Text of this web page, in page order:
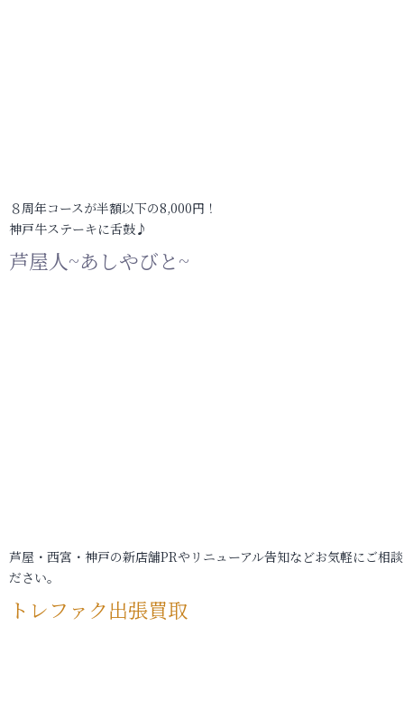
８周年コースが半額以下の8,000円！
神戸牛ステーキに舌鼓♪
芦屋人~あしやびと~
芦屋・西宮・神戸の新店舗PRやリニューアル告知などお気軽にご相
ださい。
トレファク出張買取